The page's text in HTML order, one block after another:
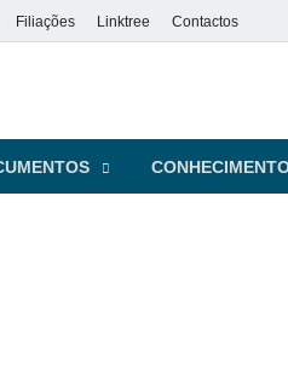
Filiações Linktree Contactos